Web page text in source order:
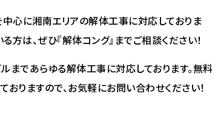
心に湘南エリアの解体工事に対応しておりま
は、ぜひ『解体コング』までご相談ください！
まであらゆる解体工事に対応しております。無料
ますので、お気軽にお問い合わせください！